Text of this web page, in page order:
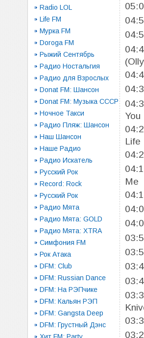
Radio LOL
Life FM
Мурка FM
Doroga FM
Рыжий Сентябрь
Радио Ностальгия
Радио для Взрослых
Donat FM: Шансон
Donat FM: Музыка СССР
Ночное Такси
Радио Пляж: Шансон
Наш Шансон
Наше Радио
Радио Искатель
Русский Рок
Record: Rock
Русский Рок
Радио Мята
Радио Мята: GOLD
Радио Мята: XTRA
Симфония FM
Рок Атака
DFM: Club
DFM: Russian Dance
DFM: На РЭПчике
DFM: Кальян РЭП
DFM: Gangsta Deep
DFM: Грустный Дэнс
Life
Me